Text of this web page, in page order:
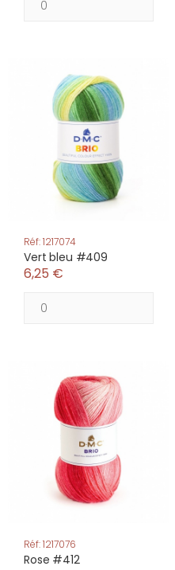
Réf: 1217074
Vert bleu #409
6,25 €
Réf: 1217076
Rose #412